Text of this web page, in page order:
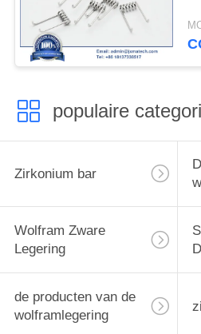
populaire
Zirkonium bar
Wolfram Zware
Legering
de producten van de
wolframlegering